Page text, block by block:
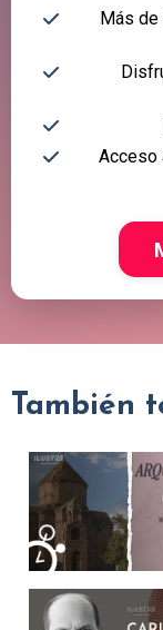
Más
Acceso
También